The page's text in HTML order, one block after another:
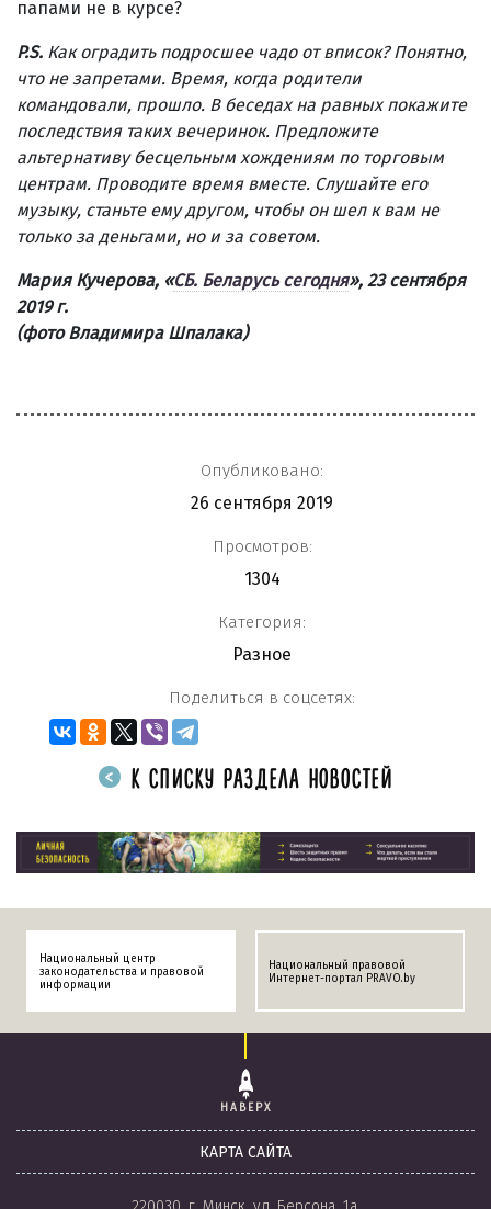
папами не в курсе?
P.S. Как оградить подросшее чадо от вписок? Понятно,
что не запретами. Время, когда родители
командовали, прошло. В беседах на равных покажите
последствия таких вечеринок. Предложите
альтернативу бесцельным хождениям по торговым
центрам. Проводите время вместе. Слушайте его
музыку, станьте ему другом, чтобы он шел к вам не
только за деньгами, но и за советом.
Мария Кучерова, «СБ. Беларусь сегодня», 23 сентября
2019 г.
(фото Владимира Шпалака)
Опубликовано:
26 сентября 2019
Просмотров:
1304
Категория:
Разное
Поделиться в соцсетях:
К СПИСКУ РАЗДЕЛА НОВОСТЕЙ
Национальный центр
законодательства и правовой
информации
Национальный правовой
Интернет-портал PRAVO.by
НАВЕРХ
КАРТА САЙТА